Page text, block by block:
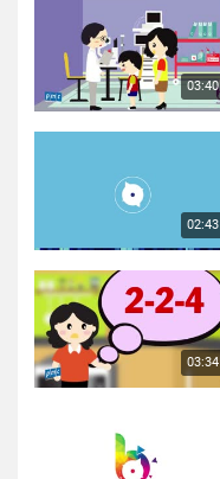
03:40
02:43
03:34